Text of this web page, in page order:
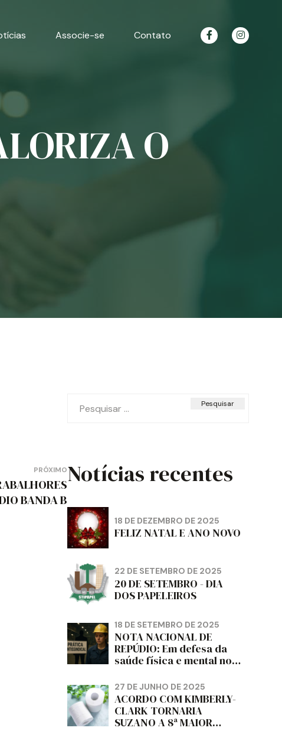
Associe-se Contato
O
PRÓXIMO
BANDA B
por:
Notícias recentes
18 DE DEZEMBRO DE 2025
FELIZ NATAL E ANO NOVO
22 DE SETEMBRO DE 2025
20 DE SETEMBRO - DIA
DOS PAPELEIROS
18 DE SETEMBRO DE 2025
NOTA NACIONAL DE
REPÚDIO: Em defesa da
saúde física e mental no
da dignidade sindical.
27 DE JUNHO DE 2025
ACORDO COM KIMBERLY-
CLARK TORNARIA
SUZANO A 8ª MAIOR